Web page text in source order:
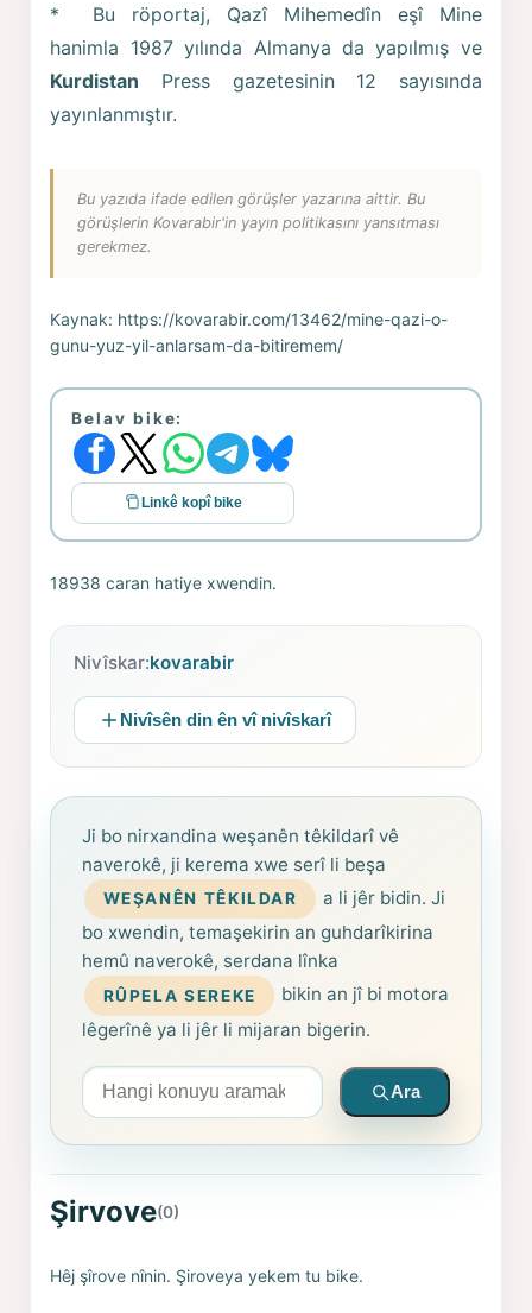
* Bu röportaj, Qazî Mihemedîn eşî Mine
hanimla 1987 yılında Almanya da yapılmış ve
Kurdistan Press gazetesinin 12 sayısında
yayınlanmıştır.
Bu yazıda ifade edilen görüşler yazarına aittir. Bu
görüşlerin Kovarabir'in yayın politikasını yansıtması
gerekmez.
Kaynak: https://kovarabir.com/13462/mine-qazi-o-
gunu-yuz-yil-anlarsam-da-bitiremem/
Belav bike:
Linkê kopî bike
18938 caran hatiye xwendin.
Nivîskar:kovarabir
Nivîsên din ên vî nivîskarî
Ji bo nirxandina weşanên têkildarî vê
naverokê, ji kerema xwe serî li beşa
WEŞANÊN TÊKILDAR
a li jêr bidin. Ji
bo xwendin, temaşekirin an guhdarîkirina
hemû naverokê, serdana lînka
RÛPELA SEREKE
bikin an jî bi motora
lêgerînê ya li jêr li mijaran bigerin.
Arama yapın
Ara
Şirvove(0)
Hêj şîrove nînin. Şiroveya yekem tu bike.